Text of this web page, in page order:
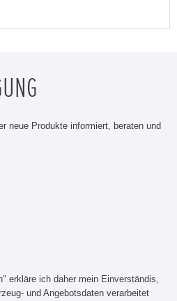
neue Produkte informiert, beraten und
erkläre ich daher mein Einverständis,
und Angebotsdaten verarbeitet